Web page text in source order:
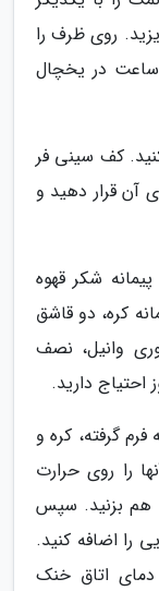
روی ظرف را
با پلاستیک بپوشانید و به مدت 2 تا 24 ساعت در یخچال
گرم کنید. کف سینی فر
آن قرار دهید و
شکر قهوه
کره، دو قاشق
وانیل، نصف
دارید.
گرفته، کره و
را روی حرارت
هم بزنید. سپس
را اضافه کنید.
دمای اتاق خنک